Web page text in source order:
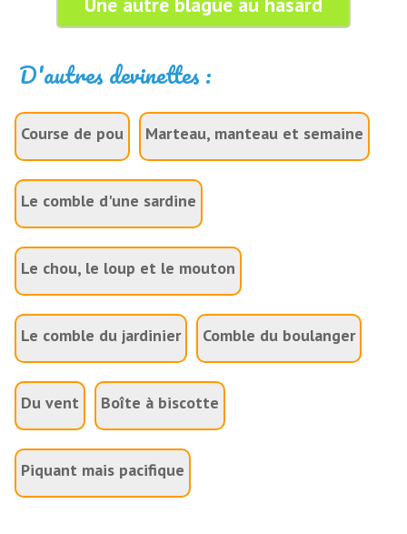
D'autres devinettes :
Course de pou Marteau, manteau et semaine
Le comble d'une sardine
Le chou, le loup et le mouton
Le comble du jardinier Comble du boulanger
Du vent Boîte à biscotte
Piquant mais pacifique